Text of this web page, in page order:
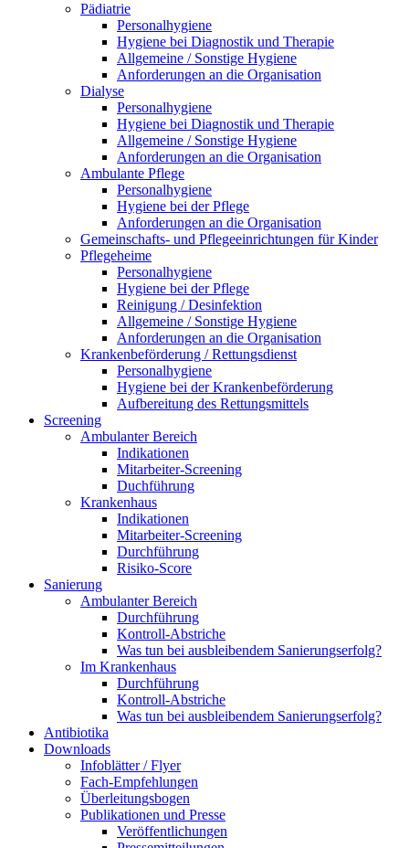
Pädiatrie
Personalhygiene
Hygiene bei Diagnostik und Therapie
Allgemeine / Sonstige Hygiene
Anforderungen an die Organisation
Dialyse
Personalhygiene
Hygiene bei Diagnostik und Therapie
Allgemeine / Sonstige Hygiene
Anforderungen an die Organisation
Ambulante Pflege
Personalhygiene
Hygiene bei der Pflege
Anforderungen an die Organisation
Gemeinschafts- und Pflegeeinrichtungen für Kinder
Pflegeheime
Personalhygiene
Hygiene bei der Pflege
Reinigung / Desinfektion
Allgemeine / Sonstige Hygiene
Anforderungen an die Organisation
Krankenbeförderung / Rettungsdienst
Personalhygiene
Hygiene bei der Krankenbeförderung
Aufbereitung des Rettungsmittels
Screening
Ambulanter Bereich
Indikationen
Mitarbeiter-Screening
Duchführung
Krankenhaus
Indikationen
Mitarbeiter-Screening
Durchführung
Risiko-Score
Sanierung
Ambulanter Bereich
Durchführung
Kontroll-Abstriche
Was tun bei ausbleibendem Sanierungserfolg?
Im Krankenhaus
Durchführung
Kontroll-Abstriche
Was tun bei ausbleibendem Sanierungserfolg?
Antibiotika
Downloads
Infoblätter / Flyer
Fach-Empfehlungen
Überleitungsbogen
Publikationen und Presse
Veröffentlichungen